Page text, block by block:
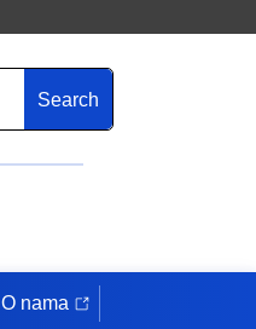
Search
O nama